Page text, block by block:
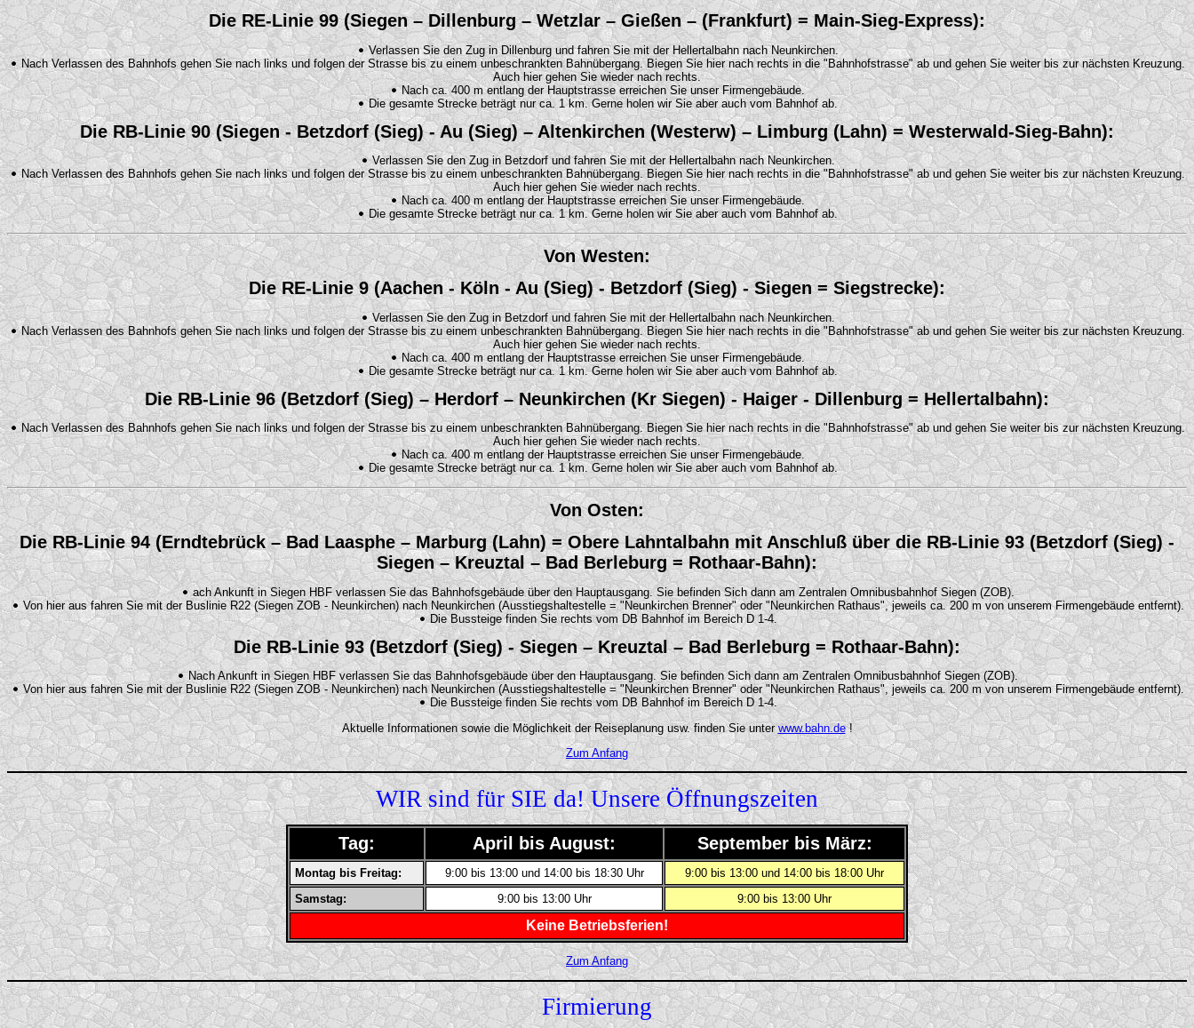
Die RE-Linie 99 (Siegen – Dillenburg – Wetzlar – Gießen – (Frankfurt) = Main-Sieg-Express):
Verlassen Sie den Zug in Dillenburg und fahren Sie mit der Hellertalbahn nach Neunkirchen.
Nach Verlassen des Bahnhofs gehen Sie nach links und folgen der Strasse bis zu einem unbeschrankten Bahnübergang. Biegen Sie hier nach rechts in die "Bahnhofstrasse" ab und gehen Sie weiter bis zur nächsten Kreuzung.
Auch hier gehen Sie wieder nach rechts.
Nach ca. 400 m entlang der Hauptstrasse erreichen Sie unser Firmengebäude.
Die gesamte Strecke beträgt nur ca. 1 km. Gerne holen wir Sie aber auch vom Bahnhof ab.
Die RB-Linie 90 (Siegen - Betzdorf (Sieg) - Au (Sieg) – Altenkirchen (Westerw) – Limburg (Lahn) = Westerwald-Sieg-Bahn):
Verlassen Sie den Zug in Betzdorf und fahren Sie mit der Hellertalbahn nach Neunkirchen.
Nach Verlassen des Bahnhofs gehen Sie nach links und folgen der Strasse bis zu einem unbeschrankten Bahnübergang. Biegen Sie hier nach rechts in die "Bahnhofstrasse" ab und gehen Sie weiter bis zur nächsten Kreuzung.
Auch hier gehen Sie wieder nach rechts.
Nach ca. 400 m entlang der Hauptstrasse erreichen Sie unser Firmengebäude.
Die gesamte Strecke beträgt nur ca. 1 km. Gerne holen wir Sie aber auch vom Bahnhof ab.
Von Westen:
Die RE-Linie 9 (Aachen - Köln - Au (Sieg) - Betzdorf (Sieg) - Siegen = Siegstrecke):
Verlassen Sie den Zug in Betzdorf und fahren Sie mit der Hellertalbahn nach Neunkirchen.
Nach Verlassen des Bahnhofs gehen Sie nach links und folgen der Strasse bis zu einem unbeschrankten Bahnübergang. Biegen Sie hier nach rechts in die "Bahnhofstrasse" ab und gehen Sie weiter bis zur nächsten Kreuzung.
Auch hier gehen Sie wieder nach rechts.
Nach ca. 400 m entlang der Hauptstrasse erreichen Sie unser Firmengebäude.
Die gesamte Strecke beträgt nur ca. 1 km. Gerne holen wir Sie aber auch vom Bahnhof ab.
Die RB-Linie 96 (Betzdorf (Sieg) – Herdorf – Neunkirchen (Kr Siegen) - Haiger - Dillenburg = Hellertalbahn):
Nach Verlassen des Bahnhofs gehen Sie nach links und folgen der Strasse bis zu einem unbeschrankten Bahnübergang. Biegen Sie hier nach rechts in die "Bahnhofstrasse" ab und gehen Sie weiter bis zur nächsten Kreuzung.
Auch hier gehen Sie wieder nach rechts.
Nach ca. 400 m entlang der Hauptstrasse erreichen Sie unser Firmengebäude.
Die gesamte Strecke beträgt nur ca. 1 km. Gerne holen wir Sie aber auch vom Bahnhof ab.
Von Osten:
Die RB-Linie 94 (Erndtebrück – Bad Laasphe – Marburg (Lahn) = Obere Lahntalbahn mit Anschluß über die RB-Linie 93 (Betzdorf (Sieg) -
Siegen – Kreuztal – Bad Berleburg = Rothaar-Bahn):
ach Ankunft in Siegen HBF verlassen Sie das Bahnhofsgebäude über den Hauptausgang. Sie befinden Sich dann am Zentralen Omnibusbahnhof Siegen (ZOB).
Von hier aus fahren Sie mit der Buslinie R22 (Siegen ZOB - Neunkirchen) nach Neunkirchen (Ausstiegshaltestelle = "Neunkirchen Brenner" oder "Neunkirchen Rathaus", jeweils ca. 200 m von unserem Firmengebäude entfernt).
Die Bussteige finden Sie rechts vom DB Bahnhof im Bereich D 1-4.
Die RB-Linie 93 (Betzdorf (Sieg) - Siegen – Kreuztal – Bad Berleburg = Rothaar-Bahn):
Nach Ankunft in Siegen HBF verlassen Sie das Bahnhofsgebäude über den Hauptausgang. Sie befinden Sich dann am Zentralen Omnibusbahnhof Siegen (ZOB).
Von hier aus fahren Sie mit der Buslinie R22 (Siegen ZOB - Neunkirchen) nach Neunkirchen (Ausstiegshaltestelle = "Neunkirchen Brenner" oder "Neunkirchen Rathaus", jeweils ca. 200 m von unserem Firmengebäude entfernt).
Die Bussteige finden Sie rechts vom DB Bahnhof im Bereich D 1-4.
Aktuelle Informationen sowie die Möglichkeit der Reiseplanung usw. finden Sie unterwww.bahn.de!
Zum Anfang
WIR sind für SIE da! Unsere Öffnungszeiten
Tag: April bis August: September bis März:
Montag bis Freitag: 9:00 bis 13:00 und 14:00 bis 18:30 Uhr
9:00 bis 13:00 und 14:00 bis 18:00 Uhr
Samstag:
9:00 bis 13:00 Uhr 9:00 bis 13:00 Uhr
Keine Betriebsferien!
Zum Anfang
Firmierung